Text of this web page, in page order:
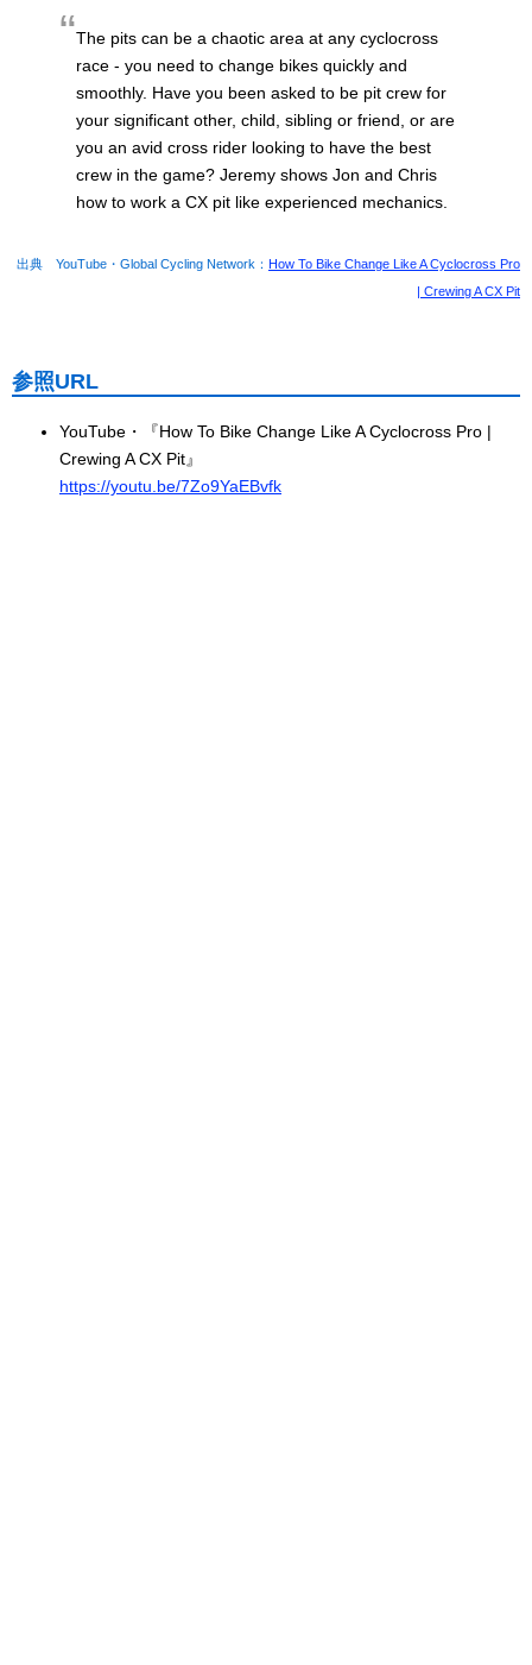
The pits can be a chaotic area at any cyclocross
race - you need to change bikes quickly and
smoothly. Have you been asked to be pit crew for
your significant other, child, sibling or friend, or are
you an avid cross rider looking to have the best
crew in the game? Jeremy shows Jon and Chris
how to work a CX pit like experienced mechanics.
出典 YouTube・Global Cycling Network： How To Bike Change Like A Cyclocross Pro
| Crewing A CX Pit
参照URL
YouTube・『How To Bike Change Like A Cyclocross Pro |
Crewing A CX Pit』
https://youtu.be/7Zo9YaEBvfk